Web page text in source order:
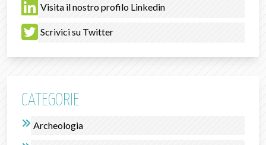
Visita il nostro profilo Linkedin
Scrivici su Twitter
CATEGORIE
Archeologia